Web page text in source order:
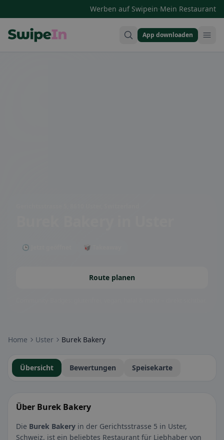
Werben auf Swipein·Mein Restaurant
App downloaden
🕒 Jetzt geöffnet 🥡 Takeaway
Route planen
Home Uster Burek Bakery
Übersicht Bewertungen Speisekarte
Über Burek Bakery
Die Burek Bakery in der Gerichtsstrasse 5 in Uster,
Schweiz, ist ein beliebtes Restaurant für Liebhaber von